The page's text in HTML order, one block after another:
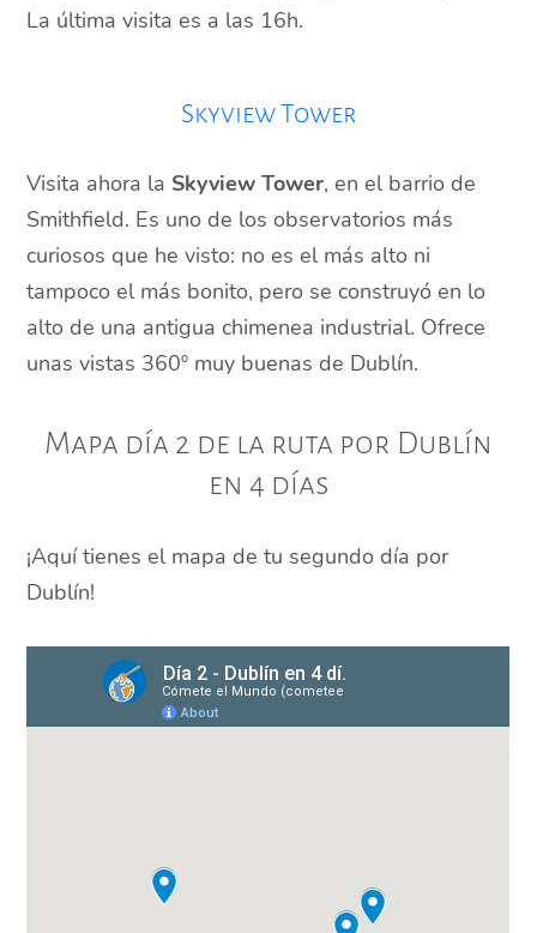
La última visita es a las 16h.
Skyview Tower
Visita ahora la Skyview Tower, en el barrio de
Smithfield. Es uno de los observatorios más
curiosos que he visto: no es el más alto ni
tampoco el más bonito, pero se construyó en lo
alto de una antigua chimenea industrial. Ofrece
unas vistas 360º muy buenas de Dublín.
Mapa día 2 de la ruta por Dublín
en 4 días
¡Aquí tienes el mapa de tu segundo día por
Dublín!